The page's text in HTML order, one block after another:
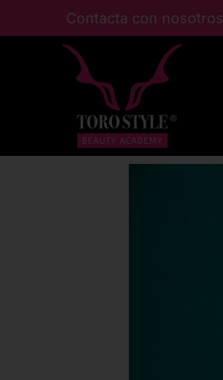
Contacta con nosotros